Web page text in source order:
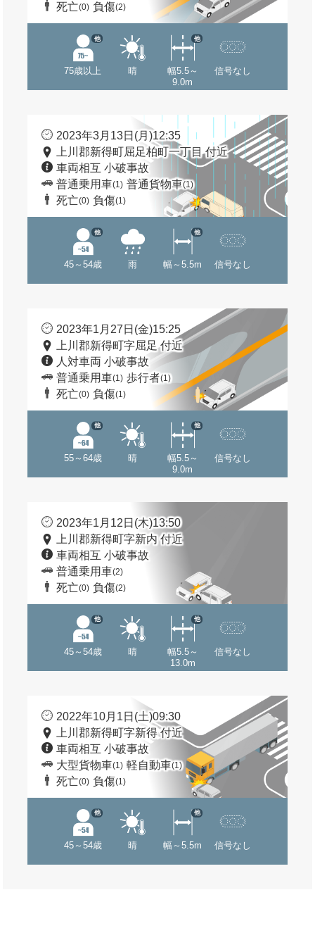
死亡(0) 負傷(2)
75歳以上
他
晴
幅5.5～
9.0m
他
信号なし
2023年3月13日(月)12:35
上川郡新得町屈足柏町一丁目 付近
車両相互 小破事故
普通乗用車(1) 普通貨物車(1)
死亡(0) 負傷(1)
45～54歳
他
雨 幅～5.5m
他
信号なし
2023年1月27日(金)15:25
上川郡新得町字屈足 付近
人対車両 小破事故
普通乗用車(1) 歩行者(1)
死亡(0) 負傷(1)
55～64歳
他
晴
幅5.5～
9.0m
他
信号なし
2023年1月12日(木)13:50
上川郡新得町字新内 付近
車両相互 小破事故
普通乗用車(2)
死亡(0) 負傷(2)
45～54歳
他
晴
幅5.5～
13.0m
他
信号なし
2022年10月1日(土)09:30
上川郡新得町字新得 付近
車両相互 小破事故
大型貨物車(1) 軽自動車(1)
死亡(0) 負傷(1)
45～54歳
他
晴 幅～5.5m
他
信号なし